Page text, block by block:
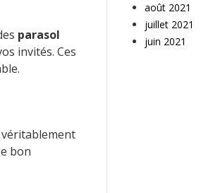
parasol
invités. Ces
véritablement
bon
août 2021
juillet 2021
juin 2021